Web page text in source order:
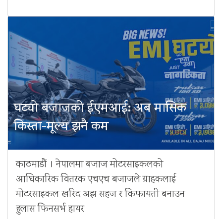
घट्यो बजाजको ईएमआई: अब मासिक
किस्ता-मूल्य झनै कम
काठमाडौं । नेपालमा बजाज मोटरसाइकलको
आधिकारिक वितरक एचएच बजाजले ग्राहकलाई
मोटरसाइकल खरिद अझ सहज र किफायती बनाउन
हुलास फिनसर्भ हायर